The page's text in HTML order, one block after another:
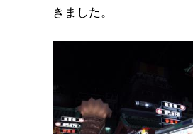
きました。